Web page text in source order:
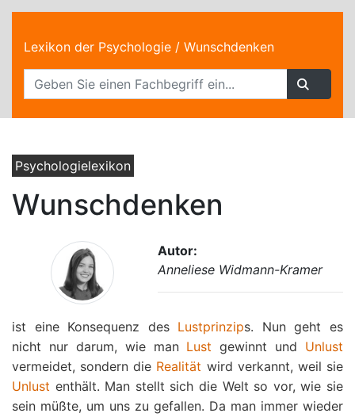
Lexikon der Psychologie / Wunschdenken
Psychologielexikon
Wunschdenken
Autor:
Anneliese Widmann-Kramer
ist eine Konsequenz des Lustprinzips. Nun geht es
nicht nur darum, wie man Lust gewinnt und Unlust
vermeidet, sondern die Realität wird verkannt, weil sie
Unlust enthält. Man stellt sich die Welt so vor, wie sie
sein müßte, um uns zu gefallen. Da man immer wieder